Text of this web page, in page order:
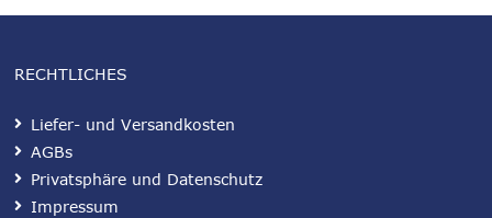
RECHTLICHES
Liefer- und Versandkosten
AGBs
Privatsphäre und Datenschutz
Impressum